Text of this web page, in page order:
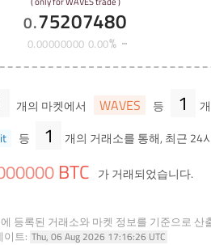
0.75207480
0.00000000 0.00%
개의 마켓에서 WAVES 등 1
등 1 개의 거래소를 통해, 최근 24
BTC 가 거래되었습니다.
등록된 거래소와 마켓 정보를 기준으로 산
이트: Thu, 06 Aug 2026 17:16:26 UTC